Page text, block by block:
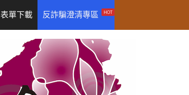
表單下載 反詐騙澄清專區 HOT